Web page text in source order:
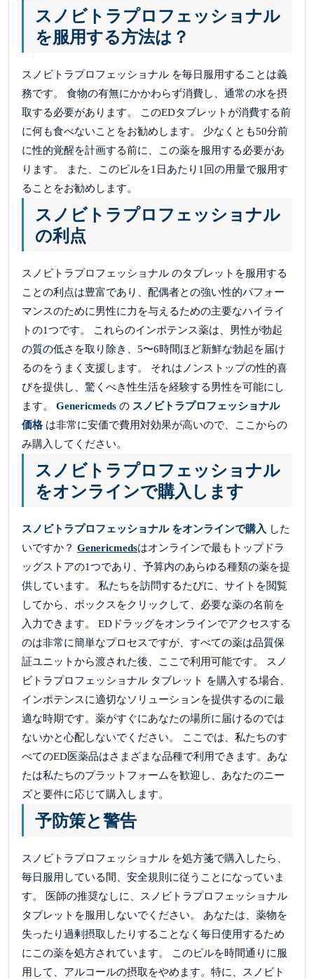
スノビトラプロフェッショナル
を服用する方法は？
スノビトラプロフェッショナル を毎日服用することは義
務です。 食物の有無にかかわらず消費し、通常の水を摂
取する必要があります。 このEDタブレットが消費する前
に何も食べないことをお勧めします。 少なくとも50分前
に性的覚醒を計画する前に、この薬を服用する必要があ
ります。 また、このピルを1日あたり1回の用量で服用す
ることをお勧めします。
スノビトラプロフェッショナル
の利点
スノビトラプロフェッショナル のタブレットを服用する
ことの利点は豊富であり、配偶者との強い性的パフォー
マンスのために男性に力を与えるための主要なハイライ
トの1つです。 これらのインポテンス薬は、男性が勃起
の質の低さを取り除き、5〜6時間ほど新鮮な勃起を届け
るのをうまく支援します。 それはノンストップの性的喜
びを提供し、驚くべき性生活を経験する男性を可能にし
ます。 Genericmeds の スノビトラプロフェッショナル
価格 は非常に安価で費用対効果が高いので、ここからの
み購入してください。
スノビトラプロフェッショナル
をオンラインで購入します
スノビトラプロフェッショナル をオンラインで購入 した
いですか？ Genericmedsはオンラインで最もトップドラ
ッグストアの1つであり、予算内のあらゆる種類の薬を提
供しています。 私たちを訪問するたびに、サイトを閲覧
してから、ボックスをクリックして、必要な薬の名前を
入力できます。 EDドラッグをオンラインでアクセスする
のは非常に簡単なプロセスですが、すべての薬は品質保
証ユニットから渡された後、ここで利用可能です。 スノ
ビトラプロフェッショナル タブレット を購入する場合、
インポテンスに適切なソリューションを提供するのに最
適な時期です。薬がすぐにあなたの場所に届けるのでは
ないかと心配しないでください。 ここでは、私たちのす
べてのED医薬品はさまざまな品種で利用できます。あな
たは私たちのプラットフォームを歓迎し、あなたのニー
ズと要件に応じて購入します。
予防策と警告
スノビトラプロフェッショナル を処方箋で購入したら、
毎日服用している間、安全規則に従うことになっていま
す。 医師の推奨なしに、スノビトラプロフェッショナル
タブレットを服用しないでください。 あなたは、薬物を
失ったり過剰摂取したりすることなく毎日使用するため
にこの薬を処方されています。 このピルを時間通りに服
用して、アルコールの摂取をやめます。特に、スノビト